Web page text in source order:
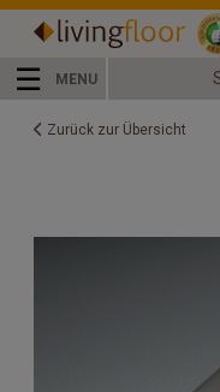
☰ MENU
Zurück zur Übersicht